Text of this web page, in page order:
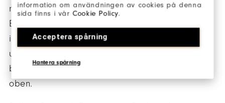
information om användningen av cookies på denna
sida finns i vårCookie Policy.
Acceptera spårning
Hantera spårning
neue Einzelteil kaufen und das unerwünschte
Einzelteil zurückgeben. Sie können ein Produkt
innerhalb von 60 Tagen nach dem
ursprünglichen Kaufdatum zurücksenden. Bitte
beachten Sie unsere Richtlinie zur Rückgabe
oben.